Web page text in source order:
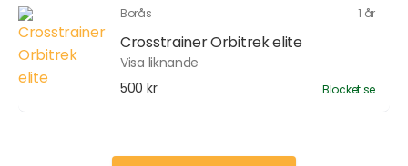
Borås 1 år
Crosstrainer Orbitrek elite
Visa liknande
500 kr
Blocket.se